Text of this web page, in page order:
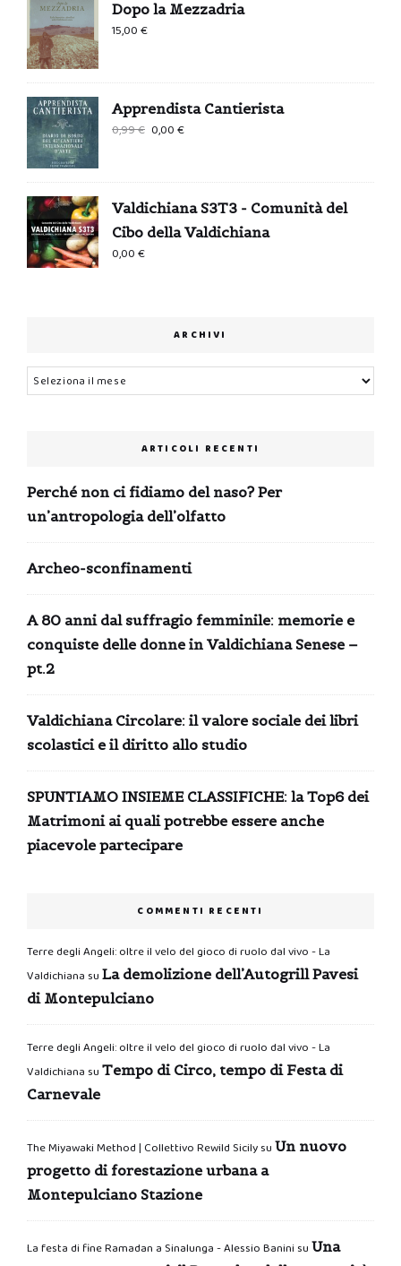
Dopo la Mezzadria
15,00€
Apprendista Cantierista
0,99€
era:
0,99 €.
0,00€
è:
0,00 €.
Valdichiana S3T3 - Comunità del
Cibo della Valdichiana
0,00€
ARCHIVI
Archivi
ARTICOLI RECENTI
Perché non ci fidiamo del naso? Per
un’antropologia dell’olfatto
Archeo-sconfinamenti
A 80 anni dal suffragio femminile: memorie e
conquiste delle donne in Valdichiana Senese –
pt.2
Valdichiana Circolare: il valore sociale dei libri
scolastici e il diritto allo studio
SPUNTIAMO INSIEME CLASSIFICHE: la Top6 dei
Matrimoni ai quali potrebbe essere anche
piacevole partecipare
COMMENTI RECENTI
Terre degli Angeli: oltre il velo del gioco di ruolo dal vivo - La
Valdichiana su La demolizione dell’Autogrill Pavesi
di Montepulciano
Terre degli Angeli: oltre il velo del gioco di ruolo dal vivo - La
Valdichiana su Tempo di Circo, tempo di Festa di
Carnevale
The Miyawaki Method | Collettivo Rewild Sicilysu Un nuovo
progetto di forestazione urbana a
Montepulciano Stazione
La festa di fine Ramadan a Sinalunga - Alessio Banini su Una